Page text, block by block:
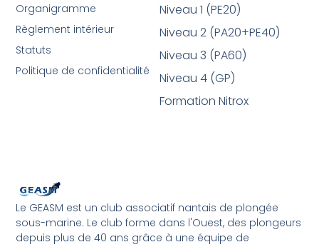
Le GEASM est un club associatif nantais de plongée
sous-marine. Le club forme dans l'Ouest, des plongeurs
depuis plus de 40 ans grâce à une équipe de
Niveau 1 (PE20)
Niveau 2 (PA20+PE40)
Niveau 3 (PA60)
Niveau 4 (GP)
Formation Nitrox
Organigramme
Règlement intérieur
Statuts
Politique de confidentialité